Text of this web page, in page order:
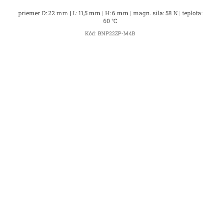
priemer D: 22 mm | L: 11,5 mm | H: 6 mm | magn. sila: 58 N | teplota:
60 °C
Kód: BNP22ZP-M4B